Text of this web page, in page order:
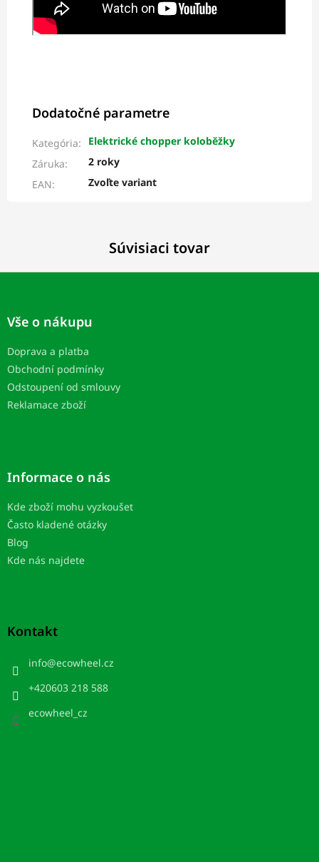
Súvisiaci tovar
Dodatočné parametre
Kategória:
Elektrické chopper koloběžky
Záruka:
2 roky
EAN: Zvoľte variant
Z
Vše o nákupu
Doprava a platba
Obchodní podmínky
Odstoupení od smlouvy
Reklamace zboží
Informace o nás
Kde zboží mohu vyzkoušet
Často kladené otázky
Blog
Kde nás najdete
Kontakt
info@ecowheel.cz
+420603 218 588
ecowheel_cz